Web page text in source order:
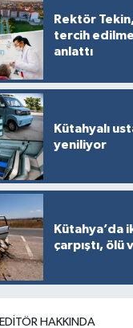
Rektör
tercih
anlattı
Kütahyalı
yeniliyor
Kütahya’da
çarpıştı, ölü
EDITÖR HAKKINDA